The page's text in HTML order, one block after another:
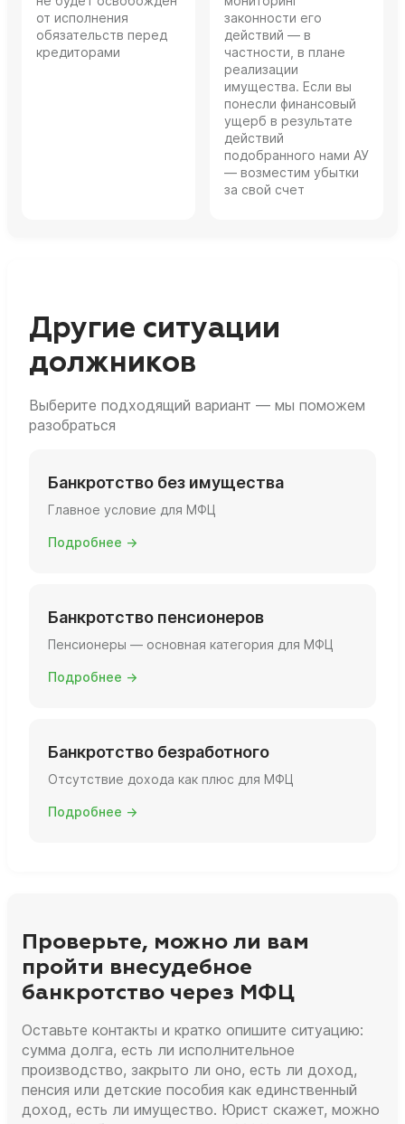
от исполнения
обязательств перед
кредиторами
законности его
действий — в
частности, в плане
реализации
имущества. Если вы
понесли финансовый
ущерб в результате
действий
подобранного нами АУ
— возместим убытки
за свой счет
Другие ситуации
должников
Выберите подходящий вариант — мы поможем
разобраться
Банкротство без имущества
Главное условие для МФЦ
Подробнее →
Банкротство пенсионеров
Пенсионеры — основная категория для МФЦ
Подробнее →
Банкротство безработного
Отсутствие дохода как плюс для МФЦ
Подробнее →
Проверьте, можно ли вам
пройти внесудебное
банкротство через МФЦ
Оставьте контакты и кратко опишите ситуацию:
сумма долга, есть ли исполнительное
производство, закрыто ли оно, есть ли доход,
пенсия или детские пособия как единственный
доход, есть ли имущество. Юрист скажет, можно